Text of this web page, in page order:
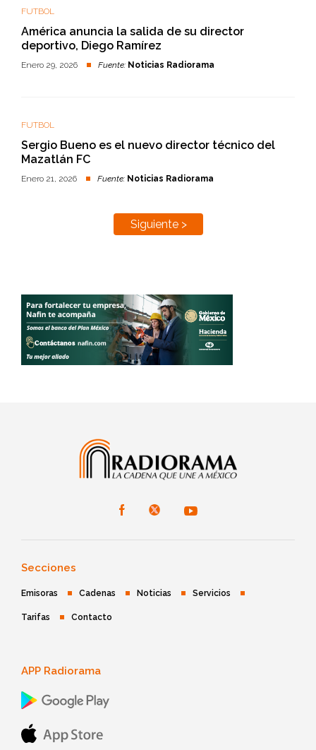
FUTBOL
América anuncia la salida de su director
deportivo, Diego Ramírez
Enero 29, 2026 Fuente: Noticias Radiorama
FUTBOL
Sergio Bueno es el nuevo director técnico del
Mazatlán FC
Enero 21, 2026 Fuente: Noticias Radiorama
Siguiente >
Secciones
Emisoras Cadenas Noticias Servicios
Tarifas Contacto
APP Radiorama